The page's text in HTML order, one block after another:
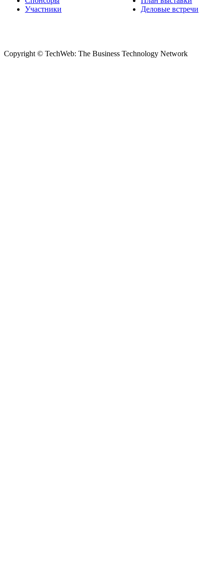
Участники
Деловые встречи
Copyright © TechWeb: The Business Technology Network